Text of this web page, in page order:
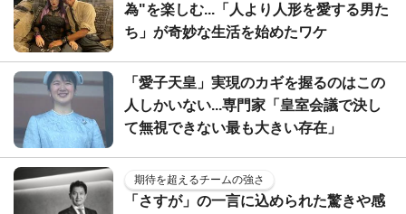
為"を楽しむ...「人より人形を愛する男た
ち」が奇妙な生活を始めたワケ
「愛子天皇」実現のカギを握るのはこの
人しかいない...専門家「皇室会議で決し
て無視できない最も大きい存在」
期待を超えるチームの強さ
「さすが」の一言に込められた驚きや感